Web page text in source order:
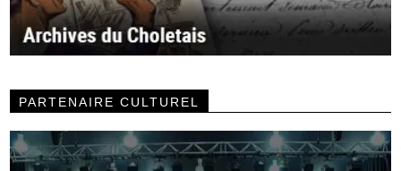
PARTENAIRE CULTUREL